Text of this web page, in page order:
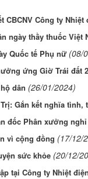
CBCNV Công ty
ngày thầy thuốc Việt
Quốc tế Phụ nữ (08/
ứng Giờ Trái đất
dân (26/01/2024)
Gắn kết nghĩa tình,
đốc Phân xưởng
vì cộng đồng (17/12/
sức khỏe (20/12/
tại Công ty Nhiệt